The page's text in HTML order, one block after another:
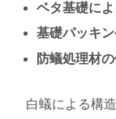
ベタ基礎に
基礎パッキ
防蟻処理材
白蟻による構造